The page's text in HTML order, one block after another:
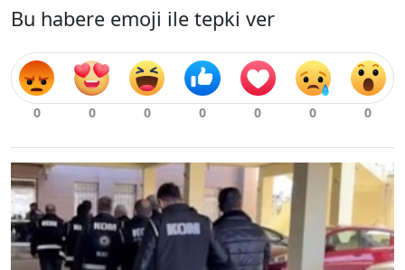
Bu habere emoji ile tepki ver